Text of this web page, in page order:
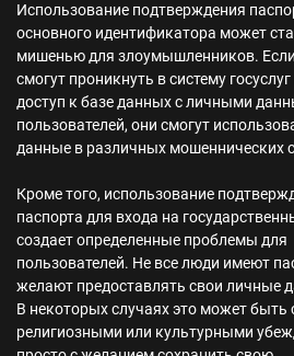
Использование подтверждения
основного идентификатора может
мишенью для злоумышленников.
смогут проникнуть в систему
доступ к базе данных с личными
пользователей, они смогут
данные в различных мошеннических
Кроме того, использование
паспорта для входа на
создает определенные проблемы для
пользователей. Не все люди имеют
желают предоставлять свои личные
В некоторых случаях это может быть
религиозными или культурными